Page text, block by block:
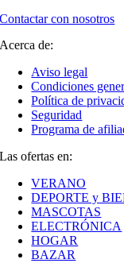
Contactar con nosotros
Acerca de:
Aviso legal
Condiciones
Política de
Seguridad
Programa de
Las ofertas en:
VERANO
DEPORTE y
MASCOTAS
ELECTRÓNICA
HOGAR
BAZAR